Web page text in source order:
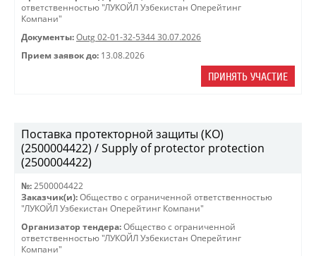
ответственностью "ЛУКОЙЛ Узбекистан Оперейтинг
Компани"
Документы: Outg 02-01-32-5344 30.07.2026
Прием заявок до: 13.08.2026
ПРИНЯТЬ УЧАСТИЕ
Поставка протекторной защиты (КО)
(2500004422) / Supply of protector protection
(2500004422)
№: 2500004422
Заказчик(и): Общество с ограниченной ответственностью
"ЛУКОЙЛ Узбекистан Оперейтинг Компани"
Организатор тендера: Общество с ограниченной
ответственностью "ЛУКОЙЛ Узбекистан Оперейтинг
Компани"